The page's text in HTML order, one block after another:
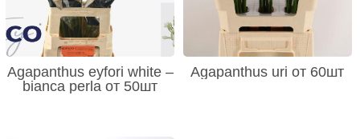
Agapanthus eyfori white –
bianca perla от 50шт
Agapanthus uri от 60шт